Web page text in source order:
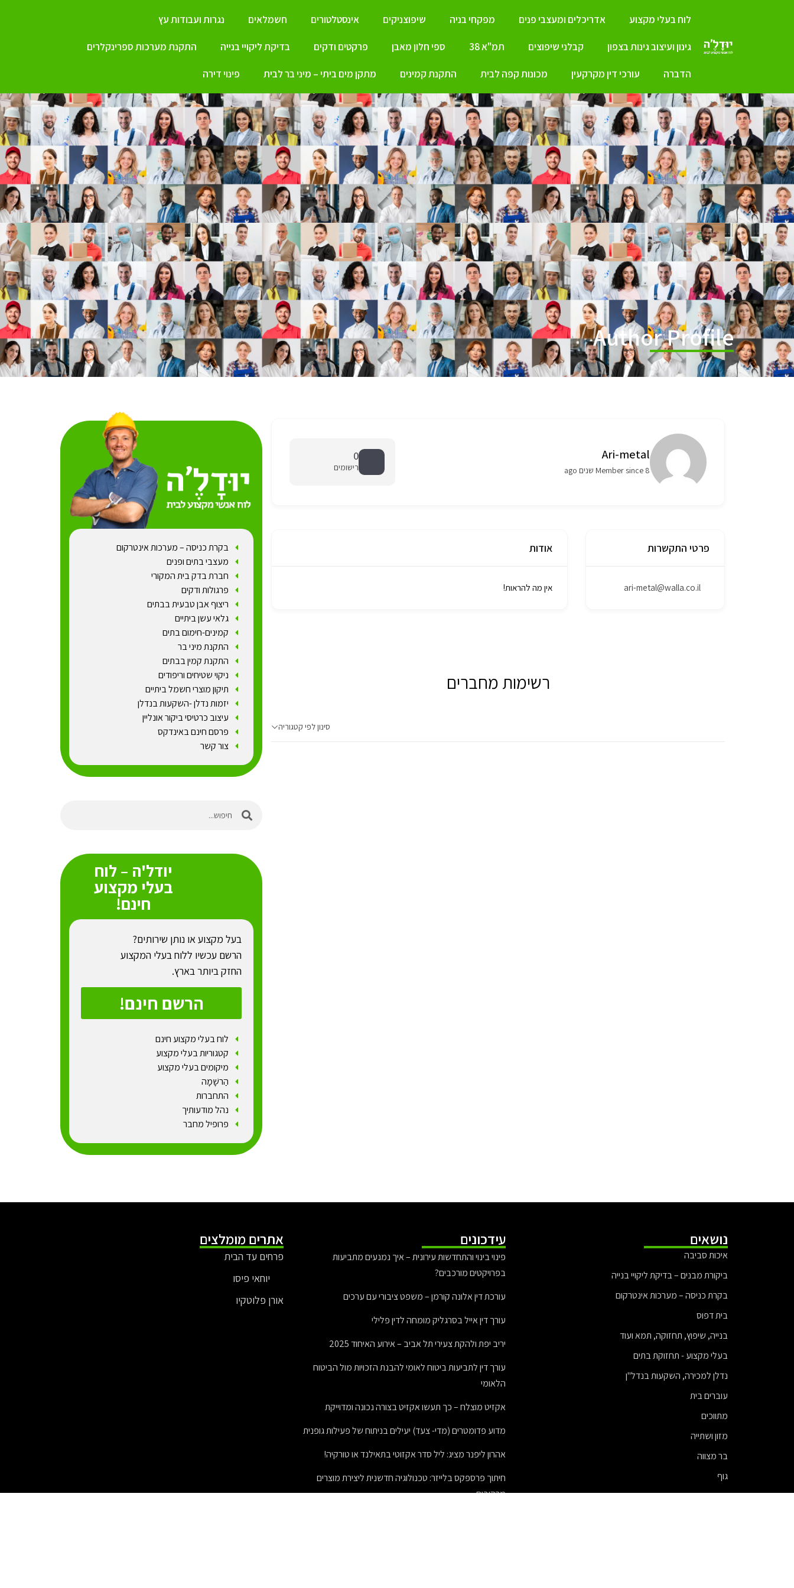
לוח בעלי מקצוע אדריכלים ומעצבי פנים מפקחי בניה שיפוצניקים אינסטלטורים חשמלאים נגרות ועבודות עץ
גינון ועיצוב גינות בצפון קבלני שיפוצים תמ"א 38 ספי חלון מאבן פרקטים ודקים בדיקת ליקויי בנייה התקנת מערכות ספרינקלרים
הדברה עורכי דין מקרקעין מכונות קפה לבית התקנת קמינים מתקן מים ביתי – מיני בר לבית פינוי דירה
Author Profile
Ari-metal
Member since 8 שנים ago
0
רישומים
פרטי התקשרות
ari-metal@walla.co.il
אודות
אין מה להראות!
רשימות מחברים
סינון לפי קטגוריה
בקרת כניסה – מערכות אינטרקום
מעצבי בתים ופנים
חברת בדק בית המקורי
פרגולות ודקים
ריצוף אבן טבעית בבתים
גלאי עשן ביתיים
קמינים-חימום בתים
התקנת מיני בר
התקנת קמין בבתים
ניקוי שטיחים וריפודים
תיקון מוצרי חשמל ביתיים
יזמות נדלן -השקעות בנדלן
עיצוב כרטיסי ביקור אונליין
פרסם חינם באינדקס
צור קשר
יודל'ה – לוח
בעלי מקצוע
חינם!
בעל מקצוע או נותן שירותים?
הרשם עכשיו ללוח בעלי המקצוע
החזק ביותר בארץ.
הרשם חינם!
לוח בעלי מקצוע חינם
קטגוריות בעלי מקצוע
מיקומים בעלי מקצוע
הַרשָׁמָה
התחברות
נהל מודעותיך
פרופיל מחבר
נושאים
איכות סביבה
ביקורת מבנים – בדיקת ליקויי בנייה
בקרת כניסה – מערכות אינטרקום
בית דפוס
בנייה, שיפוץ, תחזוקה, תמא ועוד
בעלי מקצוע - תחזוקת בתים
נדלן למכירה, השקעות בנדל"ן
עוברים בית
מתווכים
מזון ושתייה
בר מצווה
גוף
ניתוחי חזה
עידכונים
פינוי בינוי והתחדשות עירונית – איך נמנעים מתביעות
בפרויקטים מורכבים?
עורכת דין אלונה קורמן – משפט ציבורי עם ערכים
עורך דין אייל בסרגליק מומחה לדין פלילי
יריב יפת ולהקת צעירי תל אביב – אירוע האיחוד 2025
עורך דין לתביעות ביטוח לאומי להבנת הזכויות מול הביטוח
הלאומי
אקזיט מוצלח – כך תעשו אקזיט בצורה נכונה ומדוייקת
מדוע פדומטרים (מדי- צעד) יעילים בניתוח של פעילות גופנית
אהרון ליפנר מציג: ליל סדר אקזוטי בתאילנד או טורקיה!
חיתוך פרספקס בלייזר: טכנולוגיה חדשנית ליצירת מוצרים
מרהיבים
אתרים מומלצים
פרחים עד הבית
יוחאי פיסו
אורן פלוטקיו